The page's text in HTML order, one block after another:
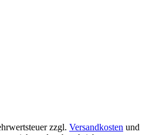
zzgl. Versandkosten und